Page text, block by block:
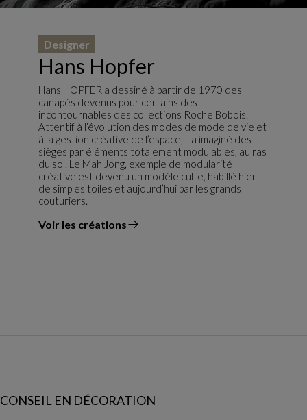
Hans Hopfer
Designer
Hans HOPFER a dessiné à partir de 1970 des
canapés devenus pour certains des
incontournables des collections Roche Bobois.
Attentif à l’évolution des modes de mode de vie et
à la gestion créative de l’espace, il a imaginé des
sièges par éléments totalement modulables, au ras
du sol. Le Mah Jong, exemple de modularité
créative est devenu un modèle culte, habillé hier
de simples toiles et aujourd’hui par les grands
couturiers.
Voir les créations
du designer
CONSEIL EN DÉCORATION